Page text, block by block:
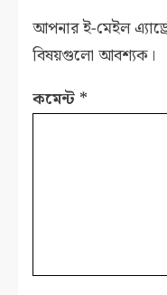
আপনার ই-মেইল
বিষয়গুলো আবশ্যক।
কমেন্ট *